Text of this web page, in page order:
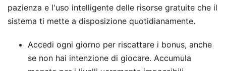
pazienza e l'uso intelligente delle risorse gratuite che il
sistema ti mette a disposizione quotidianamente.
Accedi ogni giorno per riscattare i bonus, anche
se non hai intenzione di giocare. Accumula